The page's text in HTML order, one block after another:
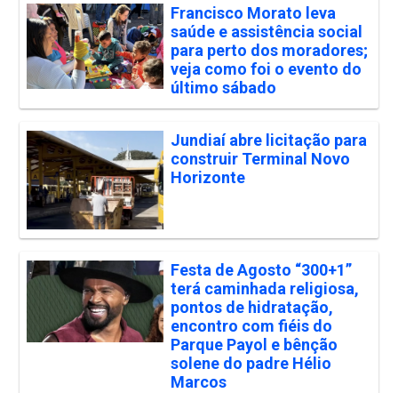
Francisco Morato leva
saúde e assistência social
para perto dos moradores;
veja como foi o evento do
último sábado
Jundiaí abre licitação para
construir Terminal Novo
Horizonte
Festa de Agosto “300+1”
terá caminhada religiosa,
pontos de hidratação,
encontro com fiéis do
Parque Payol e bênção
solene do padre Hélio
Marcos